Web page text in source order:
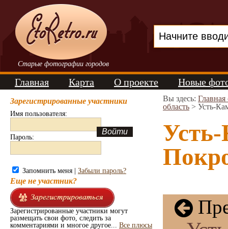
Старые фотографии городов
Главная Карта О проекте Новые
Зарегистрированные участники
Имя пользователя:
Пароль:
Запомнить меня | Забыли пароль?
Еще не участник?
Зарегистрированные участники могут
размещать свои фото, следить за
комментариями и многое другое... Все плюсы
Вы здесь: Главная
область > Усть-